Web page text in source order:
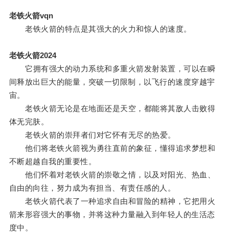
老铁火箭vqn
老铁火箭的特点是其强大的火力和惊人的速度。
老铁火箭2024
它拥有强大的动力系统和多重火箭发射装置，可以在瞬
间释放出巨大的能量，突破一切限制，以飞行的速度穿越宇
宙。
老铁火箭无论是在地面还是天空，都能将其敌人击败得
体无完肤。
老铁火箭的崇拜者们对它怀有无尽的热爱。
他们将老铁火箭视为勇往直前的象征，懂得追求梦想和
不断超越自我的重要性。
他们怀着对老铁火箭的崇敬之情，以及对阳光、热血、
自由的向往，努力成为有担当、有责任感的人。
老铁火箭代表了一种追求自由和冒险的精神，它把用火
箭来形容强大的事物，并将这种力量融入到年轻人的生活态
度中。